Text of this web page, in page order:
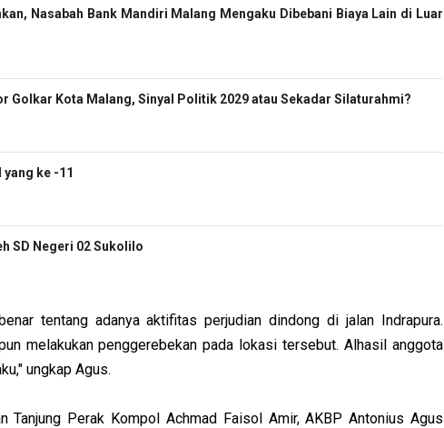
Nasabah Bank Mandiri Malang Mengaku Dibebani Biaya Lain di Luar
Golkar Kota Malang, Sinyal Politik 2029 atau Sekadar Silaturahmi?
ke -11
SD Negeri 02 Sukolilo
tentang adanya aktifitas perjudian dindong di jalan Indrapura.
melakukan penggerebekan pada lokasi tersebut. Alhasil anggota
ungkap Agus.
Tanjung Perak Kompol Achmad Faisol Amir, AKBP Antonius Agus